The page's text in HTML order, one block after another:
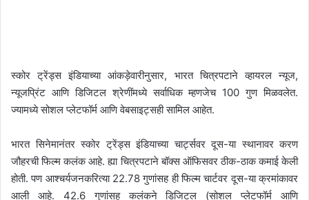
स्कोर ट्रेंड्स इंडियाच्या आंकड़ेवारीनुसार, भारत चित्रपटाने व्हायरल न्यूज,
न्यूजप्रिंट आणि डिजिटल श्रेणींमध्ये सर्वाधिक म्हणजेच 100 गुण मिळवलेत.
ज्यामध्ये सोशल प्लेटफॉर्म आणि वेबसाइट्सही सामिल आहेत.
भारत सिनेमानंतर स्कोर ट्रेंड्स इंडियाच्या चार्ट्सवर दूस-या स्थानावर करण
जौहरची फिल्म कलंक आहे. ह्या चित्रपटाने बॉक्स ऑफिसवर ठीक-ठाक कमाई केली
होती. पण आश्चर्यजनकरित्या 22.78 गुणांसह ही फिल्म चार्टवर दूस-या क्रमांकावर
आली आहे. 42.6 गुणांसह कलंकने डिजिटल (सोशल प्लेटफॉर्म आणि